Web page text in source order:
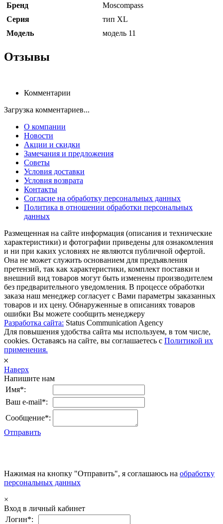
Бренд
Moscompass
Серия
тип XL
Модель
модель 11
Отзывы
Комментарии
Загрузка комментариев...
О компании
Новости
Акции и скидки
Замечания и предложения
Советы
Условия доставки
Условия возврата
Контакты
Согласие на обработку персональных данных
Политика в отношении обработки персональных
данных
Размещенная на сайте информация (описания и технические
характеристики) и фотографии приведены для ознакомления
и ни при каких условиях не являются публичной офертой.
Она не может служить основанием для предъявления
претензий, так как характеристики, комплект поставки и
внешний вид товаров могут быть изменены производителем
без предварительного уведомления. В процессе обработки
заказа наш менеджер согласует с Вами параметры заказанных
товаров и их цену. Обнаруженные в описаниях товаров
ошибки Вы можете сообщить менеджеру
Разработка сайта: Status Communication Agency
Для повышения удобства сайта мы используем, в том числе,
cookies. Оставаясь на сайте, вы соглашаетесь с Политикой их
применения.
𐄂
Наверх
Напишите нам
Имя*:
Ваш e-mail*:
Сообщение*:
Отправить
Нажимая на кнопку "Отправить", я соглашаюсь на обработку
персональных данных
×
Вход в личный кабинет
Логин*: